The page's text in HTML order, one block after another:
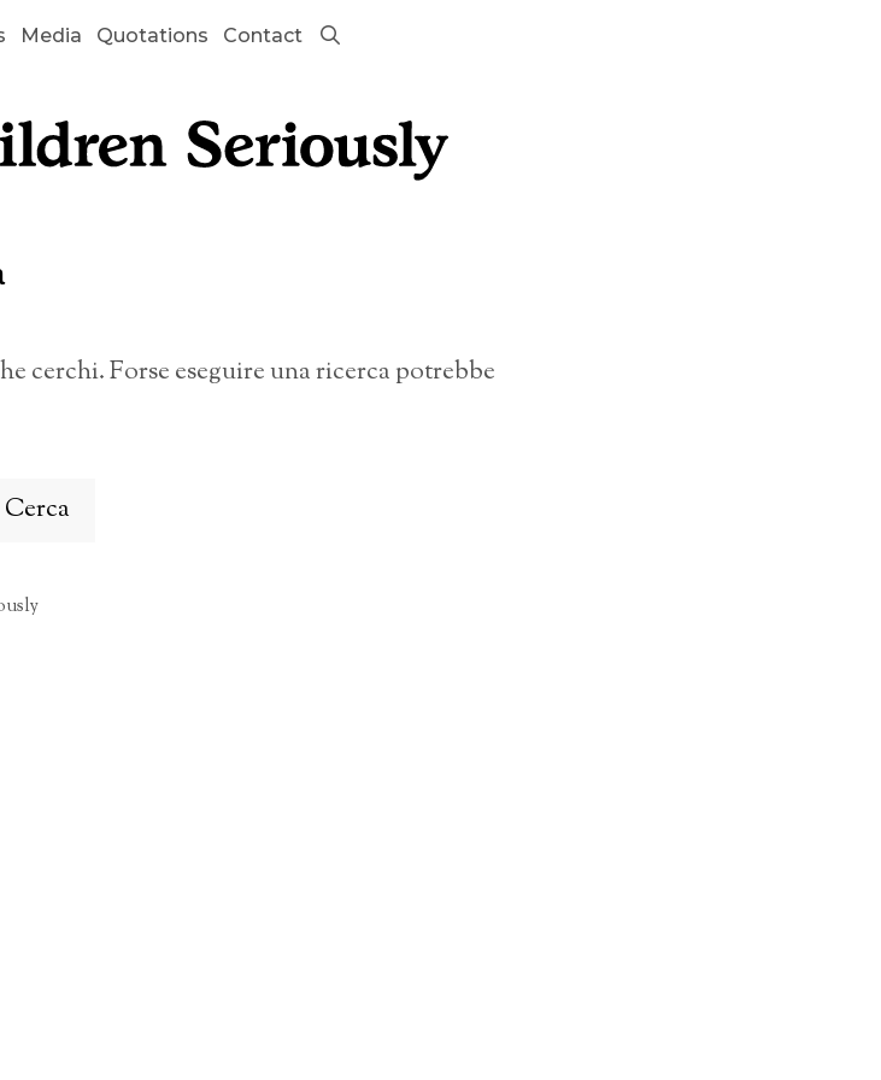
Media Quotations Contact
cerchi. Forse eseguire una ricerca potrebbe